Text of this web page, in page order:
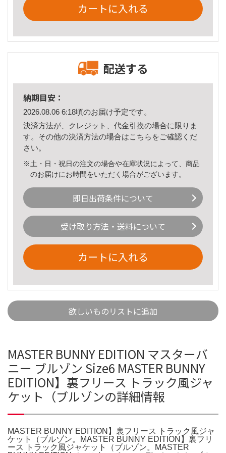
カートに入れる
配送する
納期目安：
2026.08.06 6:18頃のお届け予定です。
決済方法が、クレジット、代金引換の場合に限りま
す。その他の決済方法の場合はこちら をご確認くだ
さい。
※土・日・祝日の注文の場合や在庫状況によって、商品
のお届けにお時間をいただく場合がございます。
即日出荷条件について
受け取り方法・送料について
カートに入れる
欲しいものリストに追加
MASTER BUNNY EDITION マスターバ
ニー ブルゾン Size6 MASTER BUNNY
EDITION】裏フリース トラック風ジャ
ケット（ブルゾンの詳細情報
MASTER BUNNY EDITION】裏フリース トラック風ジャ
ケット（ブルゾン。MASTER BUNNY EDITION】裏フリ
ース トラック風ジャケット（ブルゾン。MASTER